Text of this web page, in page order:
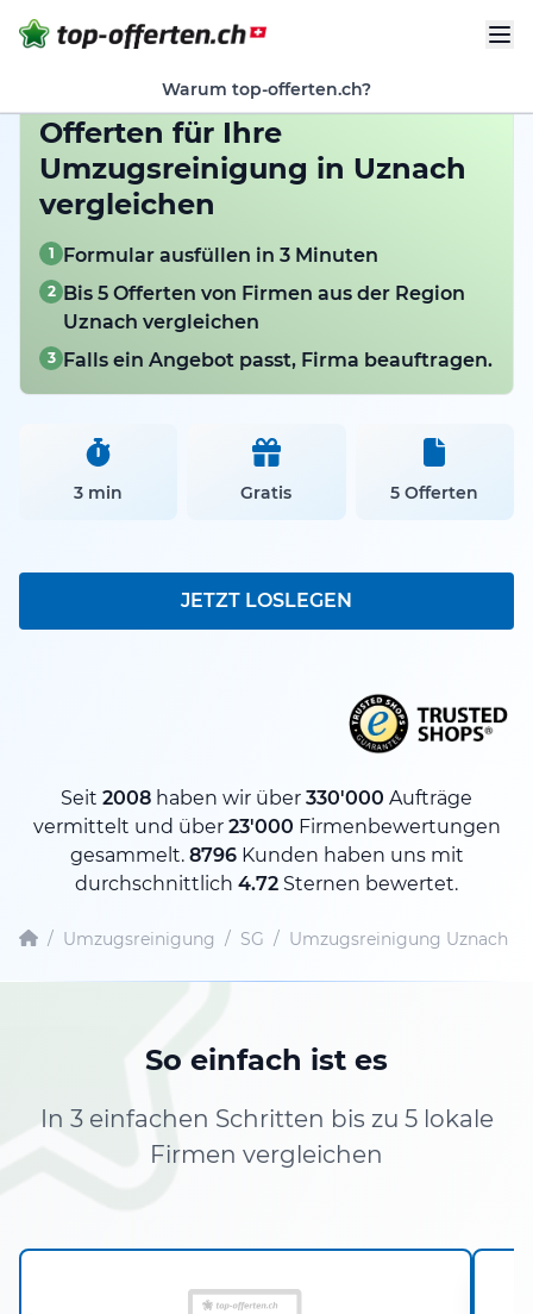
Warum top-offerten.ch?
Offerten für Ihre
Umzugsreinigung in Uznach
vergleichen
1 Formular ausfüllen in 3 Minuten
2 Bis 5 Offerten von Firmen aus der Region
Uznach vergleichen
3 Falls ein Angebot passt, Firma beauftragen.
3 min Gratis 5 Offerten
JETZT LOSLEGEN
Seit 2008 haben wir über 330'000 Aufträge
vermittelt und über 23'000 Firmenbewertungen
gesammelt. 8796Kunden haben uns mit
durchschnittlich 4.72 Sternen bewertet.
/ Umzugsreinigung / SG / Umzugsreinigung Uznach
So einfach ist es
In 3 einfachen Schritten bis zu 5 lokale
Firmen vergleichen